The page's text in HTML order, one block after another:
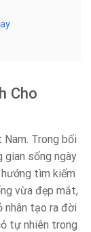
Cho
Trong bối
gian sống ngày
tìm kiếm
vừa đẹp mắt,
nhân tạo ra đời
tự nhiên trong